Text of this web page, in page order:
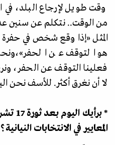
وقت طويل لإرجاع البلد، في
من الوقت.. نتكلم عن سنين
المثل«إذا وقع شخص في حفرة
هو التوقف عن الحفر»،
فعلينا التوقف عن الحفر،
لا أن نغرق أكثر. للأسف نحن
*
المعايير في الانتخابات